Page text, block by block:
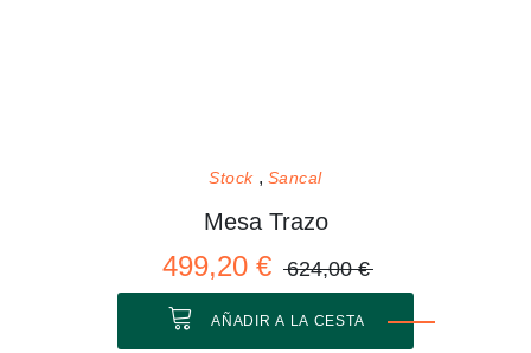
Stock Sancal
Mesa Trazo
499,20 € 624,00 €
AÑADIR A LA CESTA